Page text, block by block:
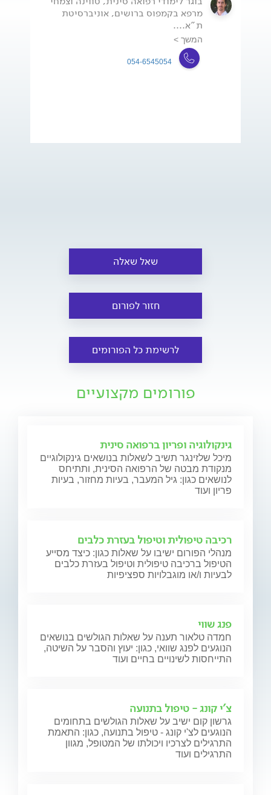
מרפא בקמפוס ברושים, אוניברסיטת
ת"א....
המשך >
054-6545054
שאל שאלה
חזור לפורום
לרשימת כל הפורומים
פורומים מקצועיים
גינקולוגיה ופריון ברפואה סינית
מיכל שלזינגר תשיב לשאלות בנושאים גינקולוגיים
מנקודת מבטה של הרפואה הסינית, ותתיחס
לנושאים כגון: גיל המעבר, בעיות מחזור, בעיות
פריון ועוד
רכיבה טיפולית וטיפול בעזרת כלבים
מנהלי הפורום ישיבו על שאלות כגון: כיצד מסייע
הטיפול ברכיבה טיפולית וטיפול בעזרת כלבים
לבעיות ו/או מוגבלויות ספציפיות
פנג שווי
חמדה טלאור תענה על שאלות הגולשים בנושאים
הנוגעים לפנג שוואי, כגון: יעוץ והסבר על השיטה,
התייחסות לשינויים בחיים ועוד
צ'י קונג - טיפול בתנועה
גרשון קום ישיב על שאלות הגולשים בתחומים
הנוגעים לצ'י קונג - טיפול בתנועה, כגון: התאמת
התרגילים לצרכיו ויכולתו של המטופל, מגוון
התרגילים ועוד